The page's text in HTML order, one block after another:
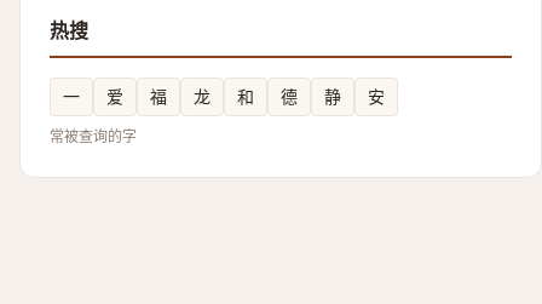
热搜
一 爱 福 龙 和 德 静 安
常被查询的字